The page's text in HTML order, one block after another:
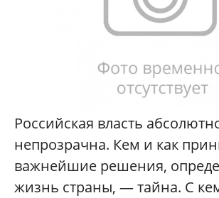
Российская власть
непрозрачна. Кем и как
важнейшие решения,
жизнь страны, — тайна. С